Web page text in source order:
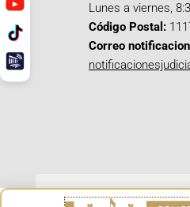
Lunes a viernes,
Código Postal:
Correo